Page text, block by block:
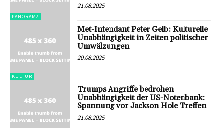
PANORAMA
21.08.2025
KULTUR
Met-Intendant Peter Gelb: Kulturelle
Unabhängigkeit in Zeiten politischer
Umwälzungen
20.08.2025
Trumps Angriffe bedrohen
Unabhängigkeit der US-Notenbank:
Spannung vor Jackson Hole Treffen
21.08.2025